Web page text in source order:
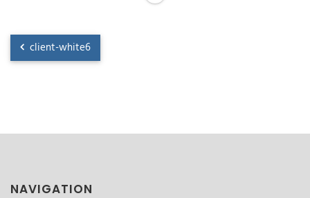
client-white6
NAVIGATION